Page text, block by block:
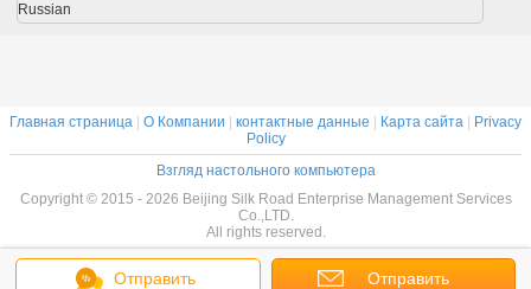
залуживает
олова чая
политуры
Отправить Отправить
Russian
Главная страница О Компании контактные данные Карта сайта
Privacy
Policy
Взгляд настольного компьютера
Copyright © 2015 - 2026 Beijing Silk Road Enterprise Management Services
Co.,LTD.
All rights reserved.